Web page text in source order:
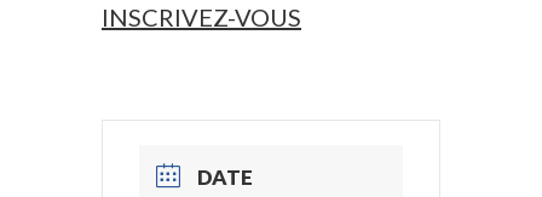
INSCRIVEZ-VOUS
DATE